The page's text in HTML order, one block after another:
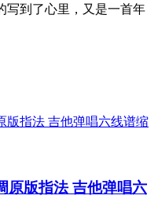
写到了心里，又是一首年
原版指法 吉他弹唱六